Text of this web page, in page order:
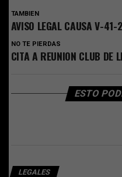
TAMBIEN
AVISO LEGAL CAUSA V-
NO TE PIERDAS
CITA A REUNION CLUB DE
ESTO
LEGALES